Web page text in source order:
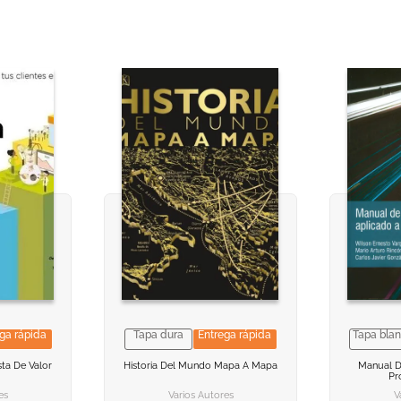
rápida
De Valor
VER INFORMACION
VER INFORMACION
Tapa dura Entrega rápida
Historia Del Mundo Mapa A Mapa
Varios Autores
Tapa
Manual